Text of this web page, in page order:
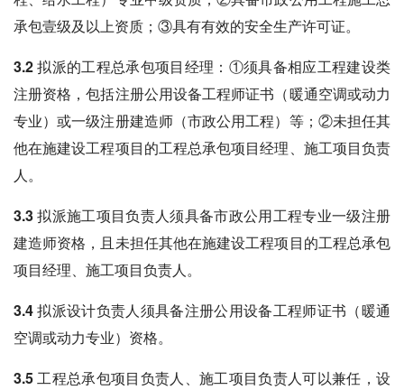
承包壹级及以上资质；③具有有效的安全生产许可证。
3.2 拟派的工程总承包项目经理 ：①须具备相应工程建设类
注册资格，包括注册公用设备工程师证书（暖通空调或动力
专业）或一级注册建造师（市政公用工程）等；②未担任其
他在施建设工程项目的工程总承包项目经理、施工项目负责
人。
3.3 拟派施工项目负责人须具备市政公用工程专业一级注册
建造师资格，且未担任其他在施建设工程项目的工程总承包
项目经理、施工项目负责人。
3.4 拟派设计负责人须具备注册公用设备工程师证书（暖通
空调或动力专业）资格。
3.5 工程总承包项目负责人、施工项目负责人可以兼任 ，设